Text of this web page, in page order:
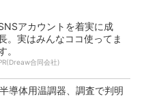
アカウントを着実に成
。実はみんなココ使ってま
。
合同会社)
導体用温調器、調査で判明